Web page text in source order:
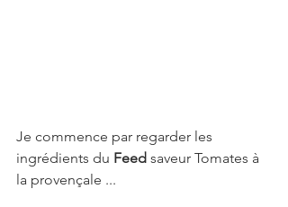
Je commence par regarder les
ingrédients du Feed saveur Tomates à
la provençale ...